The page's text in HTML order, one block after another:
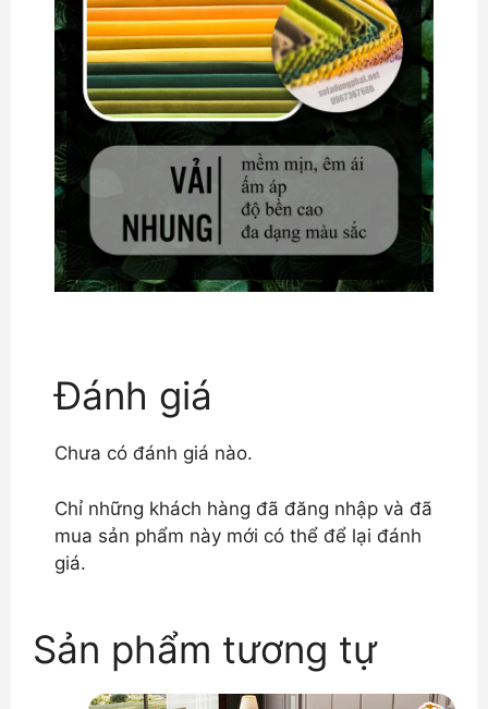
Đánh giá
Chưa có đánh giá nào.
Chỉ những khách hàng đã đăng nhập và đã
mua sản phẩm này mới có thể để lại đánh
giá.
Sản phẩm tương tự